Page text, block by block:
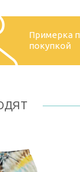
Примерка
покупкой